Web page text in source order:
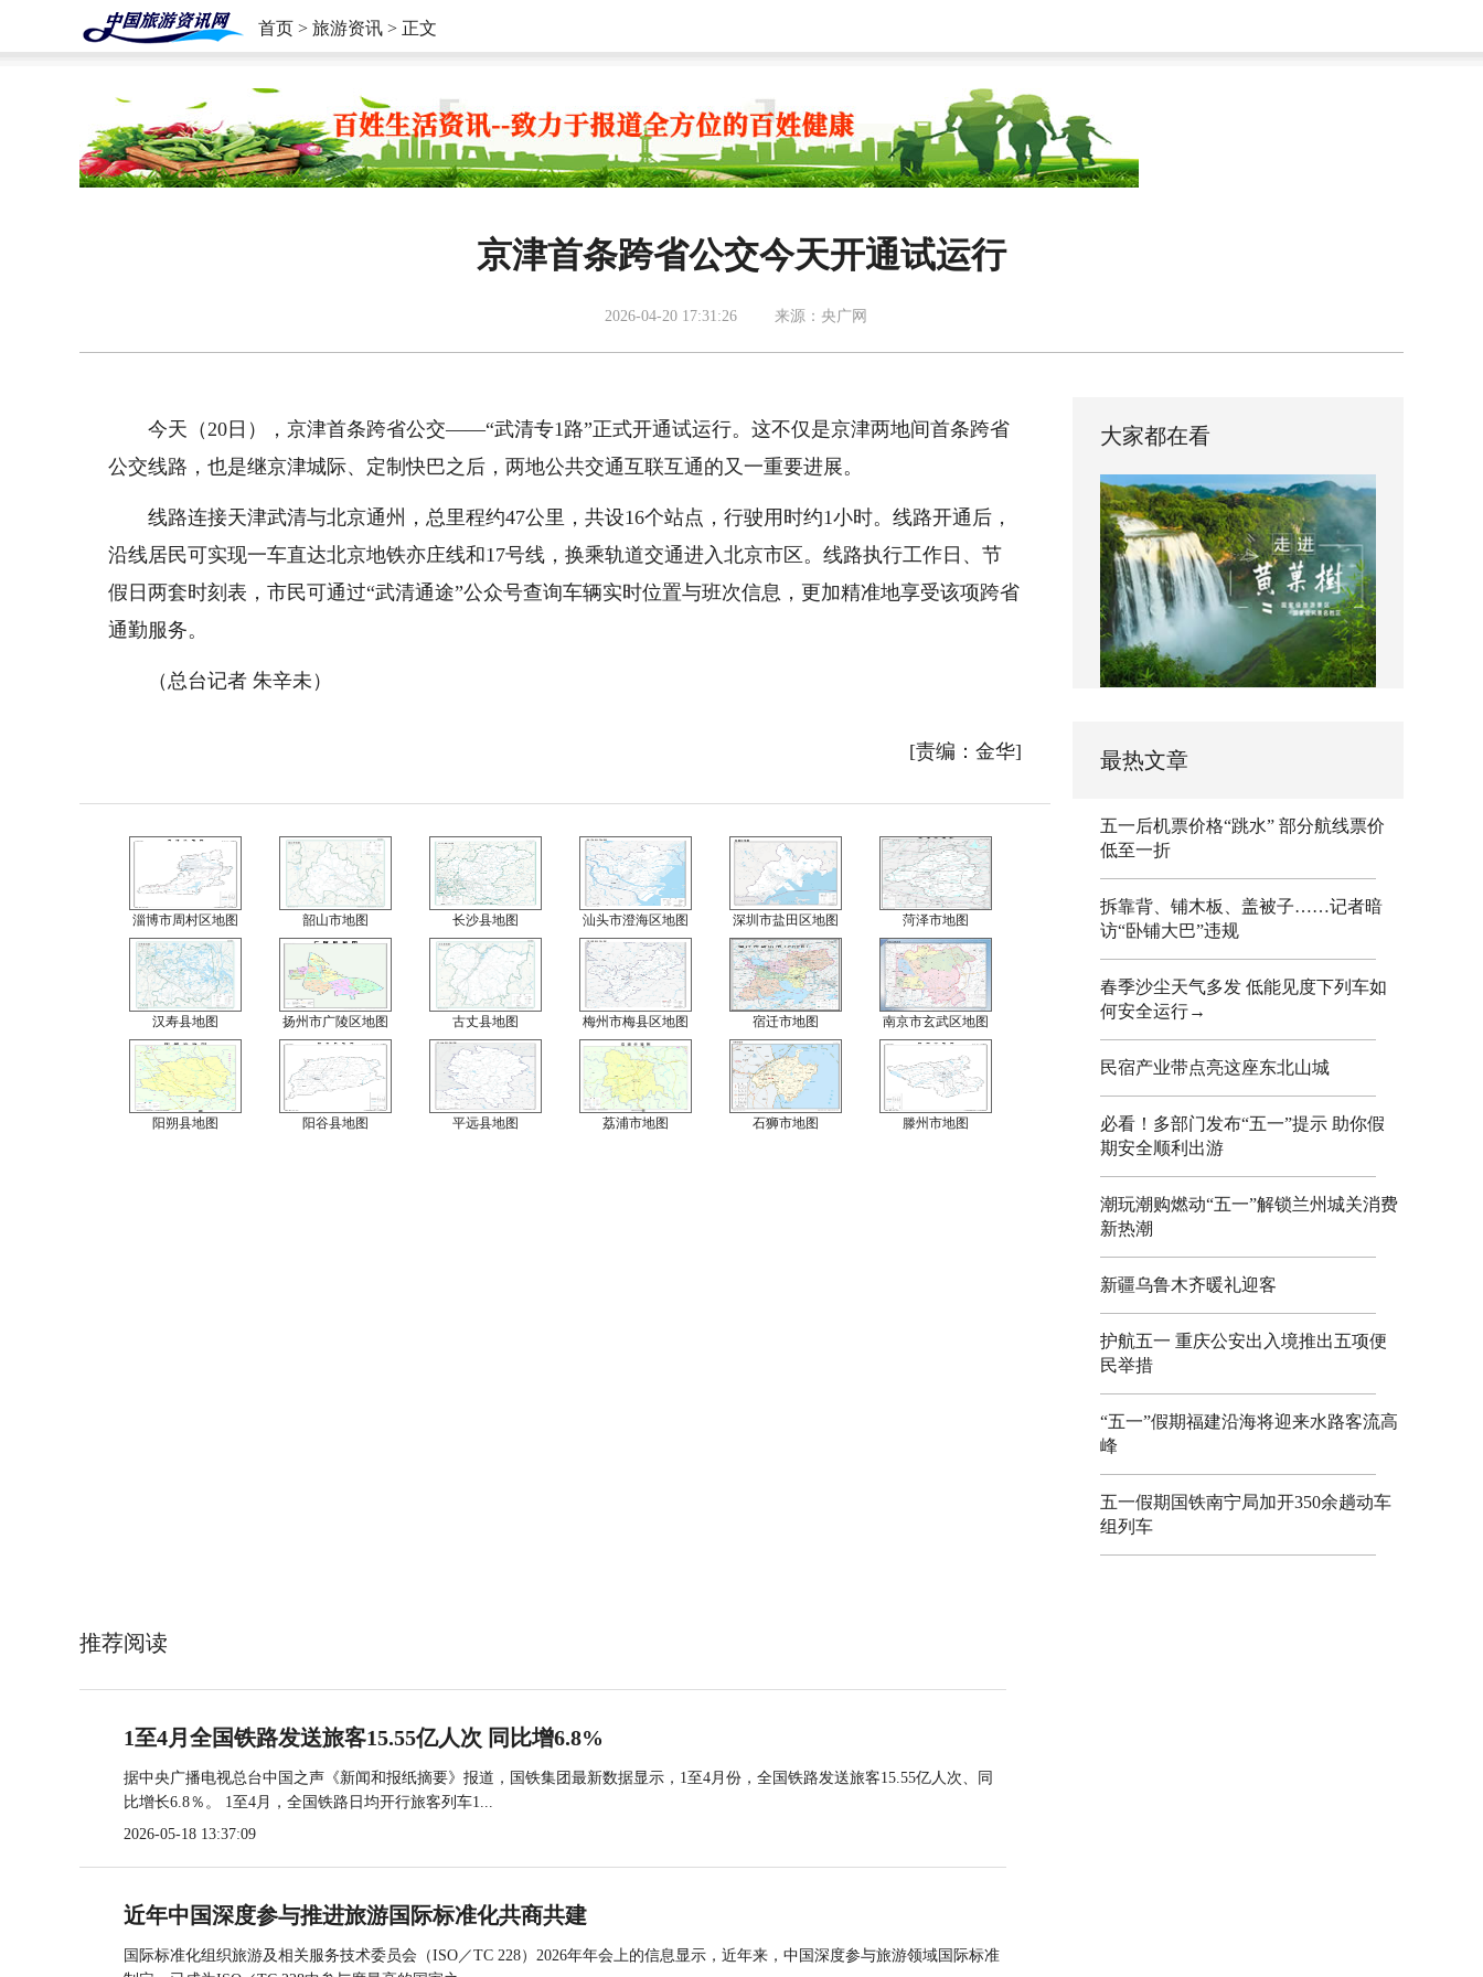
首页 > 旅游资讯 > 正文
京津首条跨省公交今天开通试运行
2026-04-20 17:31:26 来源：央广网
今天（20日），京津首条跨省公交——“武清专1路”正式开通试运行。这不仅是京津两地间首条跨省
公交线路，也是继京津城际、定制快巴之后，两地公共交通互联互通的又一重要进展。
线路连接天津武清与北京通州，总里程约47公里，共设16个站点，行驶用时约1小时。线路开通后，
沿线居民可实现一车直达北京地铁亦庄线和17号线，换乘轨道交通进入北京市区。线路执行工作日、节
假日两套时刻表，市民可通过“武清通途”公众号查询车辆实时位置与班次信息，更加精准地享受该项跨省
通勤服务。
（总台记者 朱辛未）
[责编：金华]
淄博市周村区地图 韶山市地图 长沙县地图 汕头市澄海区地图 深圳市盐田区地图 菏泽市地图
汉寿县地图 扬州市广陵区地图 古丈县地图 梅州市梅县区地图 宿迁市地图 南京市玄武区地图
阳朔县地图 阳谷县地图 平远县地图 荔浦市地图 石狮市地图 滕州市地图
大家都在看
最热文章
五一后机票价格“跳水” 部分航线票价
低至一折
拆靠背、铺木板、盖被子……记者暗
访“卧铺大巴”违规
春季沙尘天气多发 低能见度下列车如
何安全运行→
民宿产业带点亮这座东北山城
必看！多部门发布“五一”提示 助你假
期安全顺利出游
潮玩潮购燃动“五一”解锁兰州城关消费
新热潮
新疆乌鲁木齐暖礼迎客
护航五一 重庆公安出入境推出五项便
民举措
“五一”假期福建沿海将迎来水路客流高
峰
五一假期国铁南宁局加开350余趟动车
组列车
推荐阅读
1至4月全国铁路发送旅客15.55亿人次 同比增6.8%
据中央广播电视总台中国之声《新闻和报纸摘要》报道，国铁集团最新数据显示，1至4月份，全国铁路发送旅客15.55亿人次、同
比增长6.8％。 1至4月，全国铁路日均开行旅客列车1...
2026-05-18 13:37:09
近年中国深度参与推进旅游国际标准化共商共建
国际标准化组织旅游及相关服务技术委员会（ISO／TC 228）2026年年会上的信息显示，近年来，中国深度参与旅游领域国际标准